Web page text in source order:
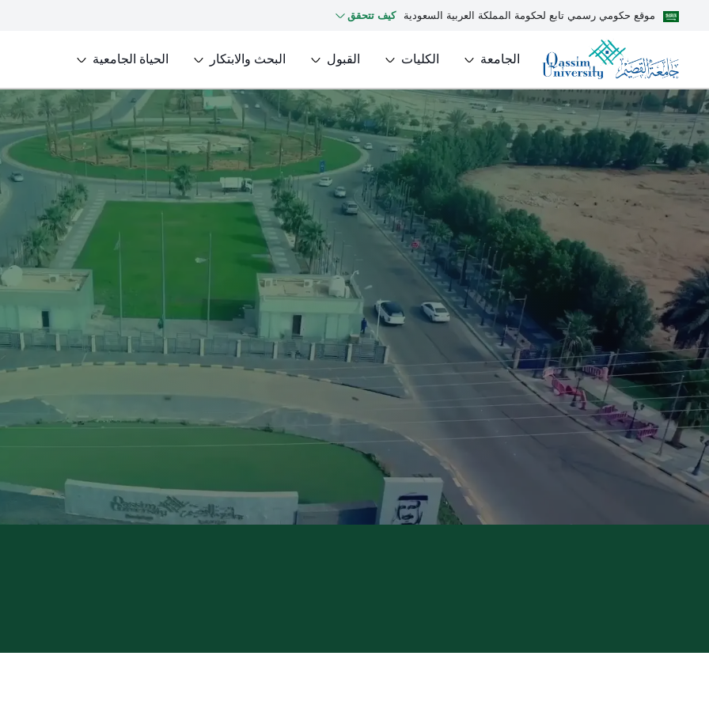
موقع حكومي رسمي تابع لحكومة المملكة العربية السعودية كيف تتحقق
الجامعة الكليات القبول البحث والابتكار الحياة الجامعية